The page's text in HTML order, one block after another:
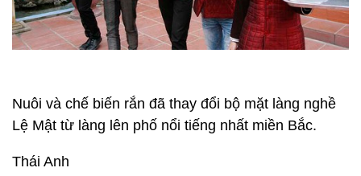
Nuôi và chế biến rắn đã thay đổi bộ mặt làng nghề
Lệ Mật từ làng lên phố nổi tiếng nhất miền Bắc.
Thái Anh